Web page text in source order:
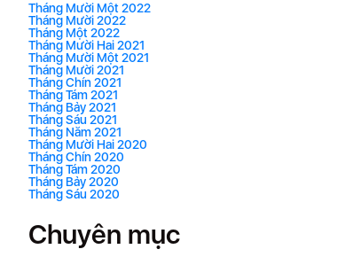
Tháng Mười Một 2022
Tháng Mười 2022
Tháng Một 2022
Tháng Mười Hai 2021
Tháng Mười Một 2021
Tháng Mười 2021
Tháng Chín 2021
Tháng Tám 2021
Tháng Bảy 2021
Tháng Sáu 2021
Tháng Năm 2021
Tháng Mười Hai 2020
Tháng Chín 2020
Tháng Tám 2020
Tháng Bảy 2020
Tháng Sáu 2020
Chuyên mục